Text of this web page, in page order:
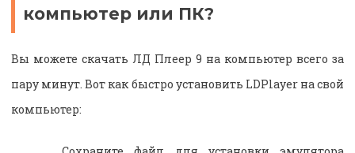
компьютер или ПК?
Вы можете скачать ЛД Плеер 9 на компьютер всего за
пару минут. Вот как быстро установить LDPlayer на свой
компьютер: